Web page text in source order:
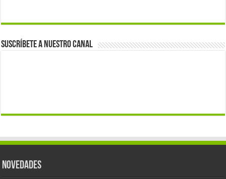
Suscríbete a nuestro canal
Novedades